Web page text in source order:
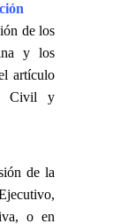
de los
y los
artículo
Civil y
de la
o en